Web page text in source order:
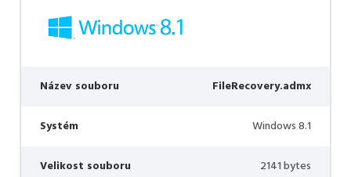
Název souboru FileRecovery.admx
Systém Windows 8.1
Velikost souboru 2141 bytes